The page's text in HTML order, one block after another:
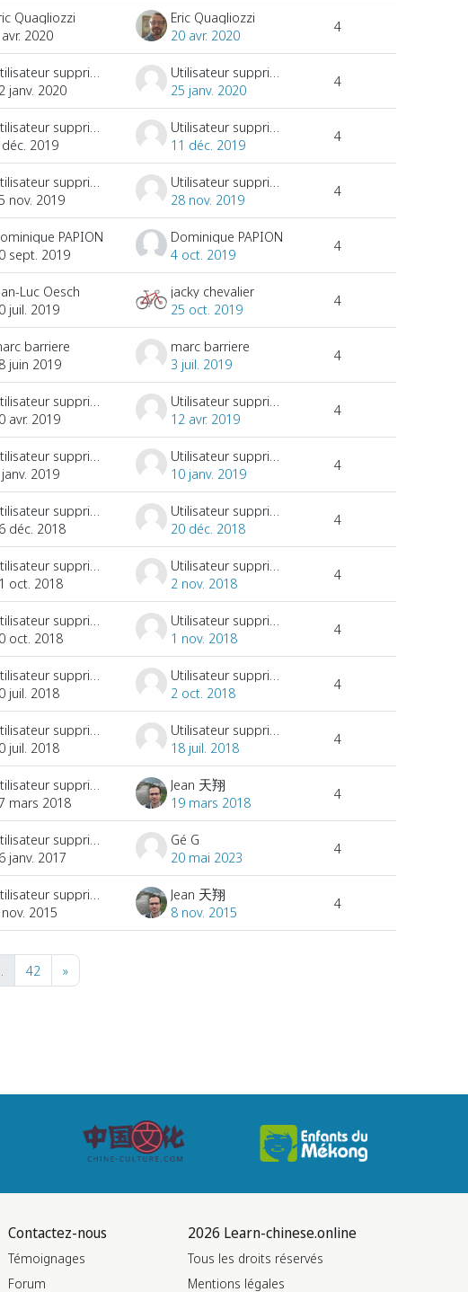
Quagliozzi
2020
Eric Quagliozzi
20 avr. 2020
4
janv. 2020
25 janv. 2020
4
2019
11 déc. 2019
4
nov. 2019
28 nov. 2019
4
PAPION
sept. 2019
Dominique PAPION
4 oct. 2019
4
Luc Oesch
juil. 2019
jacky chevalier
25 oct. 2019
4
barriere
juin 2019
marc barriere
3 juil. 2019
4
avr. 2019
12 avr. 2019
4
2019
10 janv. 2019
4
déc. 2018
20 déc. 2018
4
oct. 2018
2 nov. 2018
4
oct. 2018
1 nov. 2018
4
juil. 2018
2 oct. 2018
4
juil. 2018
18 juil. 2018
4
mars 2018
Jean 天翔
19 mars 2018
4
janv. 2017
Gé G
20 mai 2023
4
2015
Jean 天翔
8 nov. 2015
4
42Page 42
»Page suivante
Contactez-nous
Témoignages
Forum
2026 Learn-chinese.online
Tous les droits réservés
Mentions légales